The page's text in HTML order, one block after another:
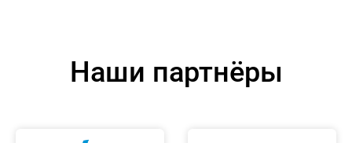
Наши партнёры